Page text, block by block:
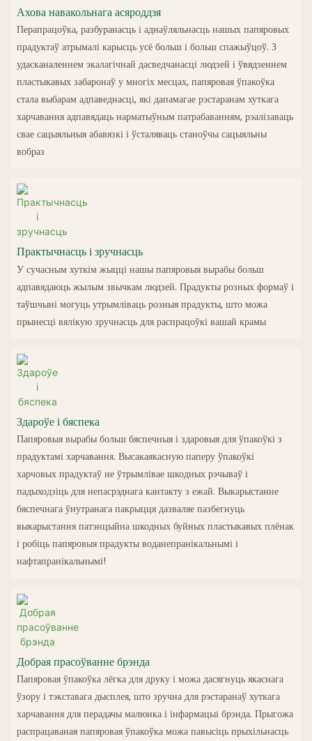
Ахова навакольнага асяроддзя
Перапрацоўка, разбуранасць і аднаўляльнасць нашых папяровых
прадуктаў атрымалі карысць усё больш і больш спажыўцоў. З
удасканаленнем экалагічнай дасведчанасці людзей і ўвядзеннем
пластыкавых забаронаў у многіх месцах, папяровая ўпакоўка
стала выбарам адпаведнасці, які дапамагае рэстаранам хуткага
харчавання адпавядаць нарматыўным патрабаванням, рэалізаваць
свае сацыяльныя абавязкі і ўсталяваць станоўчы сацыяльны
вобраз
Практычнасць і зручнасць
У сучасным хуткім жыцці нашы папяровыя вырабы больш
адпавядаюць жылым звычкам людзей. Прадукты розных формаў і
таўшчыні могуць утрымліваць розныя прадукты, што можа
прынесці вялікую зручнасць для распрацоўкі вашай крамы
Здароўе і бяспека
Папяровыя вырабы больш бяспечныя і здаровыя для ўпакоўкі з
прадуктамі харчавання. Высакаякасную паперу ўпакоўкі
харчовых прадуктаў не ўтрымлівае шкодных рэчываў і
падыходзіць для непасрэднага кантакту з ежай. Выкарыстанне
бяспечнага ўнутранага пакрыцця дазваляе пазбегнуць
выкарыстання патэнцыйна шкодных буйных пластыкавых плёнак
і робіць папяровыя прадукты воданепранікальнымі і
нафтапранікальнымі!
Добрая прасоўванне брэнда
Папяровая ўпакоўка лёгка для друку і можа дасягнуць якаснага
ўзору і тэкставага дысплея, што зручна для рэстаранаў хуткага
харчавання для перадачы малюнка і інфармацыі брэнда. Прыгожа
распрацаваная папяровая ўпакоўка можа павысіць прыхільнасць